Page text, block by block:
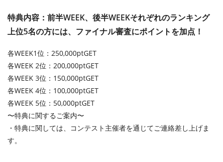
特典内容：前半WEEK、後半WEEKそれぞれのランキング
上位5名の方には、ファイナル審査にポイントを加点！
各WEEK1位：250,000ptGET
各WEEK 2位：200,000ptGET
各WEEK 3位：150,000ptGET
各WEEK 4位：100,000ptGET
各WEEK 5位：50,000ptGET
〜特典に関するご案内〜
・特典に関しては、コンテスト主催者を通じてご連絡差し上げま
す。